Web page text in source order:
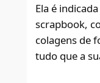
Ela é
scrapbook,
colagens de
tudo que a